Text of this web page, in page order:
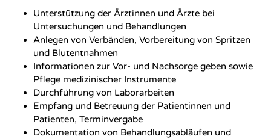
Unterstützung der Ärztinnen und Ärzte bei
Untersuchungen und Behandlungen
Anlegen von Verbänden, Vorbereitung von Spritzen
und Blutentnahmen
Informationen zur Vor- und Nachsorge geben sowie
Pflege medizinischer Instrumente
Durchführung von Laborarbeiten
Empfang und Betreuung der Patientinnen und
Patienten, Terminvergabe
Dokumentation von Behandlungsabläufen und